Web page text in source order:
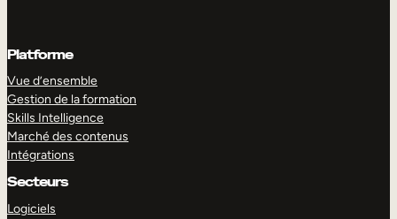
Platforme
Vue d’ensemble
Gestion de la formation
Skills Intelligence
Marché des contenus
Intégrations
Secteurs
Logiciels